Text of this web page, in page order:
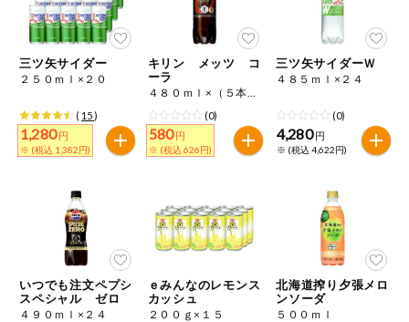
三ツ矢サイダー
２５０ｍｌ×２０
( 15)
1,280 円
※ (税込 1,382円)
キリン メッツ コ
ーラ
４８０ｍｌ×（５本＋１本）
(0)
580 円
※ (税込 626円)
三ツ矢サイダーＷ
４８５ｍｌ×２４
(0)
4,280 円
※ (税込 4,622円)
いつでも注文ペプシ
スペシャル ゼロ
４９０ｍｌ×２４
ｅみんなのレモンス
カッシュ
２００ｇ×１５
北海道搾り夕張メロ
ンソーダ
５００ｍｌ